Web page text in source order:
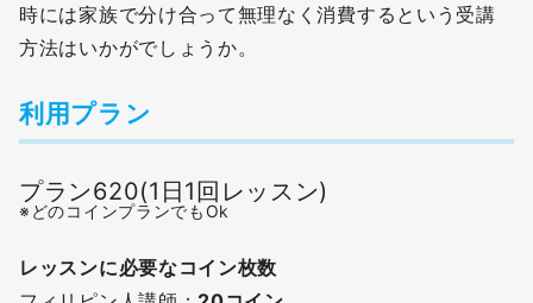
時には家族で分け合って無理なく消費するという受講
方法はいかがでしょうか。
利用プラン
プラン620(1日1回レッスン)
※どのコインプランでもOk
レッスンに必要なコイン枚数